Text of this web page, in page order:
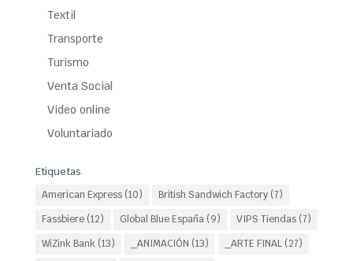
Textil
Transporte
Turismo
Venta Social
Video online
Voluntariado
Etiquetas
American Express(10) British Sandwich Factory(7)
Fassbiere(12) Global Blue España(9) VIPS Tiendas(7)
WiZink Bank(13) _ANIMACIÓN (13) _ARTE FINAL(27)